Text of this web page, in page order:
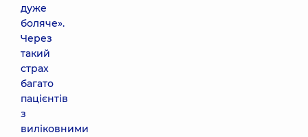
дуже
боляче».
Через
такий
страх
багато
пацієнтів
з
виліковними